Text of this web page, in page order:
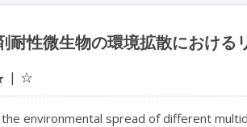
耐性微生物の環境拡散におけ
☆
environmental spread of different